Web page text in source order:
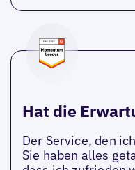
Hat die
Der Service, den
Sie haben alles